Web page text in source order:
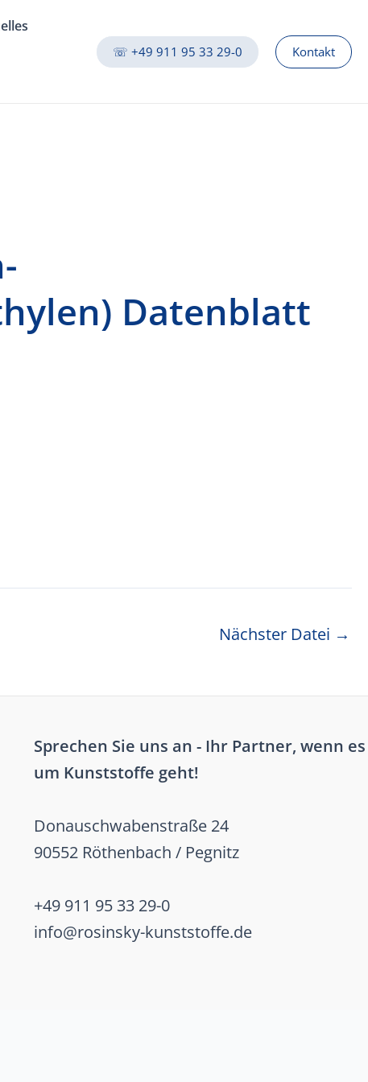
☏ +49 911 95 33 29-0 Kontakt
Datenblatt
Nächster Datei →
Sprechen Sie uns an - Ihr Partner, wenn es
um Kunststoffe geht!
Donauschwabenstraße 24
90552 Röthenbach / Pegnitz
+49 911 95 33 29-0
info@rosinsky-kunststoffe.de